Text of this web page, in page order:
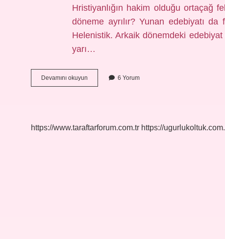
Hristiyanlığın hakim olduğu ortaçağ
döneme ayrılır? Yunan edebiyatı
Helenistik. Arkaik dönemdeki edebiyat
yarı…
Devamını okuyun
Felsefesi
6 Yorum
https://www.taraftarforum.com.tr https://